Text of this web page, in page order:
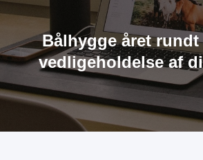
Bålhygge året
vedligeholdelse af